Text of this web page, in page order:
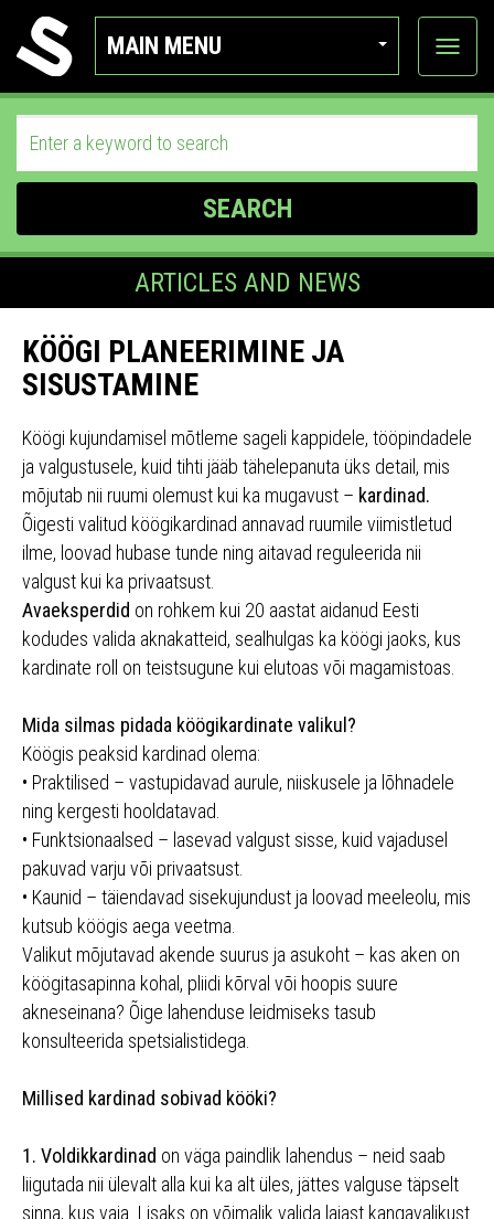
MAIN MENU
View
SEARCH
ARTICLES AND NEWS
KÖÖGI PLANEERIMINE JA
SISUSTAMINE
Köögi kujundamisel mõtleme sageli kappidele, tööpindadele
ja valgustusele, kuid tihti jääb tähelepanuta üks detail, mis
mõjutab nii ruumi olemust kui ka mugavust – kardinad.
Õigesti valitud köögikardinad annavad ruumile viimistletud
ilme, loovad hubase tunde ning aitavad reguleerida nii
valgust kui ka privaatsust.
Avaeksperdid on rohkem kui 20 aastat aidanud Eesti
kodudes valida aknakatteid, sealhulgas ka köögi jaoks, kus
kardinate roll on teistsugune kui elutoas või magamistoas.
Mida silmas pidada köögikardinate valikul?
Köögis peaksid kardinad olema:
• Praktilised – vastupidavad aurule, niiskusele ja lõhnadele
ning kergesti hooldatavad.
• Funktsionaalsed – lasevad valgust sisse, kuid vajadusel
pakuvad varju või privaatsust.
• Kaunid – täiendavad sisekujundust ja loovad meeleolu, mis
kutsub köögis aega veetma.
Valikut mõjutavad akende suurus ja asukoht – kas aken on
köögitasapinna kohal, pliidi kõrval või hoopis suure
akneseinana? Õige lahenduse leidmiseks tasub
konsulteerida spetsialistidega.
Millised kardinad sobivad kööki?
1. Voldikkardinad on väga paindlik lahendus – neid saab
liigutada nii ülevalt alla kui ka alt üles, jättes valguse täpselt
sinna, kus vaja. Lisaks on võimalik valida laiast kangavalikust